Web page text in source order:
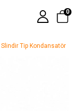
0
Slindir Tip Kondansatör